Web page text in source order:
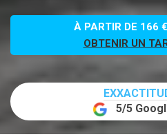
À PARTIR DE 166
OBTENIR UN
5/5